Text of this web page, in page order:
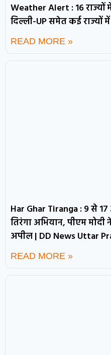
Weather Alert : 16 राज्यों
दिल्ली-UP समेत कई
READ MORE »
Har Ghar Tiranga : 9 से
तिरंगा अभियान, पीएम
अपील | DD News Uttar
READ MORE »